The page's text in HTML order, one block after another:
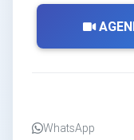
WhatsApp